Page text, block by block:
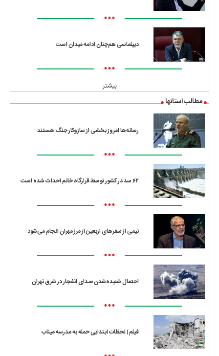
•••
دیپلماسی هم‌چنان ادامه میدان است
•••
بیشتر
مطالب استانها
رسانه‌ها امروز بخشی از سازوکار جنگ هستند
•••
۶۲ سد در کشور توسط قرارگاه خاتم احداث شده است
•••
نیمی از سفرهای اربعین از مرز مهران انجام می‌شود
•••
احتمال شنیده‌شدن صدای انفجار در شرق تهران
•••
فیلم | لحظات ابتدایی حمله به مدرسه میناب